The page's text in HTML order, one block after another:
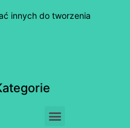
innych do tworzenia